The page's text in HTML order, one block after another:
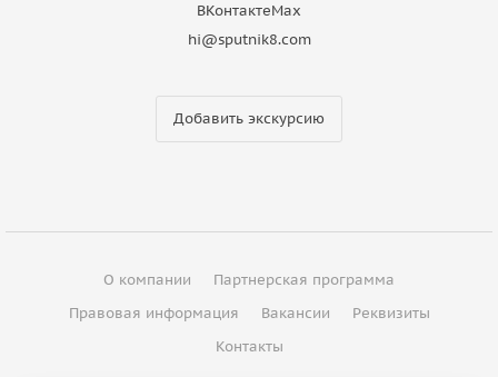
ВКонтактеMax
hi@sputnik8.com
Добавить экскурсию
О компании
Партнерская программа
Правовая информация
Вакансии
Реквизиты
Контакты